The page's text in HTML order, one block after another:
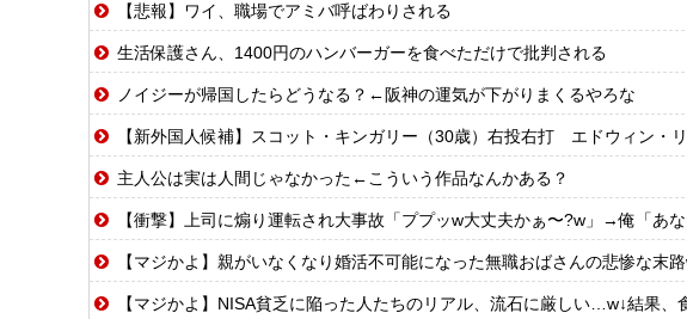
【悲報】ワイ、職場でアミバ呼ばわりされる
生活保護さん、1400円のハンバーガーを食べただけで批判される
ノイジーが帰国したらどうなる？←阪神の運気が下がりまくるやろな
【新外国人候補】スコット・キンガリー（30歳）右投右打 エドウィン・リオス（30歳） 右投
主人公は実は人間じゃなかった←こういう作品なんかある？
【衝撃】上司に煽り運転され大事故「ププッw大丈夫かぁ〜?w」→俺「あな
【マジかよ】親がいなくなり婚活不可能になった無職おばさんの悲惨な末
【マジかよ】NISA貧乏に陥った人たちのリアル、流石に厳しい…w↓結果、